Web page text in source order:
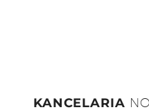
KANCELARIA